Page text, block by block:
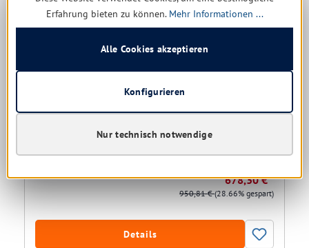
Kränzle Hochdruckreiniger HD 10/ 122 TS (Stecksystem
D12)
678,30 € *
950,81 €(28.66% gespart)
Details
Erfahrung bieten zu können. Mehr Informationen ...
Nur technisch notwendige
Konfigurieren
Alle Cookies akzeptieren